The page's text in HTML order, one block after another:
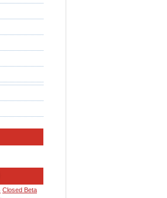
Closed Beta